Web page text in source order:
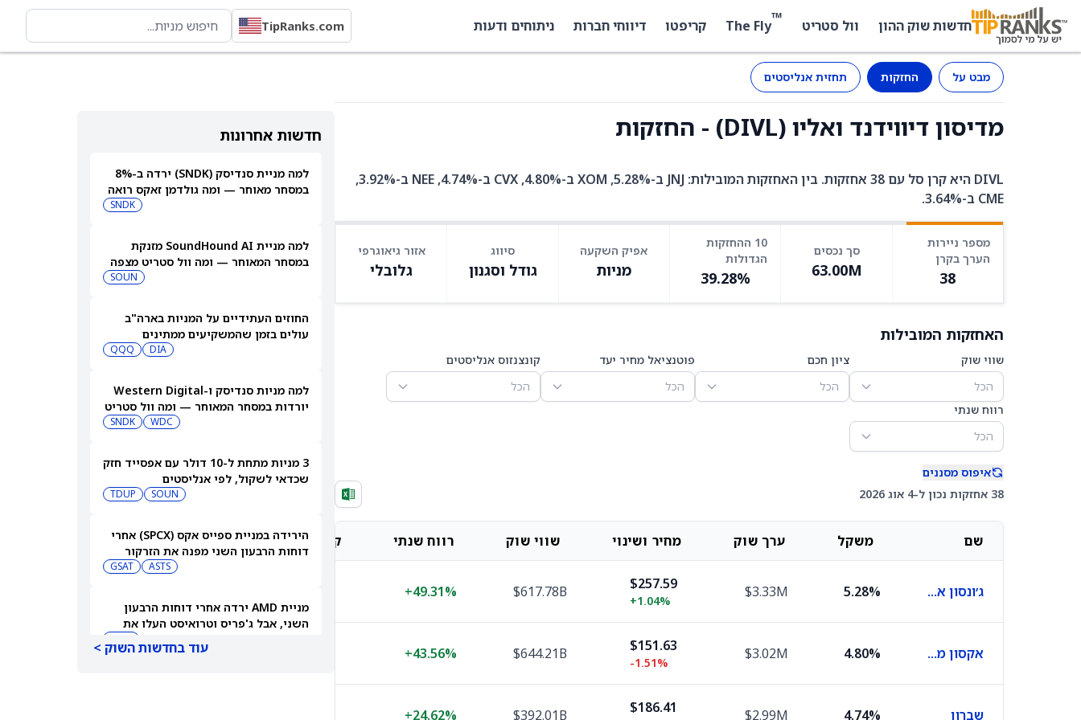
חדשות שוק ההון וול סטריט ™
The Fly קריפטו דיווחי חברות ניתוחים ודעות TipRanks.com
מבט על החזקות תחזית אנליסטים
מדיסון דיווידנד ואליו (DIVL) - החזקות
DIVL היא קרן סל עם 38 אחזקות. בין האחזקות המובילות: JNJ ב-5.28%, XOM ב-4.80%, CVX ב-4.74%, NEE ב-3.92%,
CME ב-3.64%.
מספר ניירות
הערך בקרן
38
סך נכסים
63.00M
10 ההחזקות
הגדולות
39.28%
אפיק השקעה
מניות
סיווג
גודל וסגנון
אזור גיאוגרפי
גלובלי
האחזקות המובילות
שווי שוק
הכל
ציון חכם
הכל
פוטנציאל מחיר יעד
הכל
קונצנזוס אנליסטים
הכל
רווח שנתי
הכל
איפוס מסננים
38 אחזקות נכון ל-4 אוג 2026
שם משקל ערך שוק מחיר ושינוי שווי שוק רווח שנתי קונצנזוס אנליסטים מחיר יעד אנליסטים
ג׳ונסון אנד ג׳ונסון 5.28%
$3.33M
$257.59
+1.04%
$617.78B
+49.31%
אקסון מובייל 4.80%
$3.02M
$151.63
-1.51%
$644.21B
+43.56%
$166.06
שברון 4.74%
$2.99M
$186.41
$392.01B
+24.62%
חדשות אחרונות
למה מניית סנדיסק (SNDK) ירדה ב-8%
במסחר מאוחר — ומה גולדמן זאקס רואה
SNDK
למה מניית SoundHound AI מזנקת
במסחר המאוחר — ומה וול סטריט מצפה
SOUN
החוזים העתידיים על המניות בארה"ב
עולים בזמן שהמשקיעים ממתינים
DIA
QQQ
למה מניות סנדיסק ו-Western Digital
יורדות במסחר המאוחר — ומה וול סטריט
WDC
SNDK
3 מניות מתחת ל-10 דולר עם אפסייד חזק
שכדאי לשקול, לפי אנליסטים
SOUN
TDUP
הירידה במניית ספייס אקס (SPCX) אחרי
דוחות הרבעון השני מפנה את הזרקור
לקרנות סל חלל עם חשיפה גבוהה
ASTS
GSAT
מניית AMD ירדה אחרי דוחות הרבעון
השני, אבל ג'פריס וטרואיסט העלו את
עוד בחדשות השוק >